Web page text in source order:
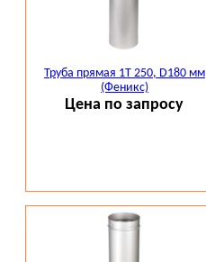
Труба прямая 1Т 250, D180 мм
(Феникс)
Цена по запросу